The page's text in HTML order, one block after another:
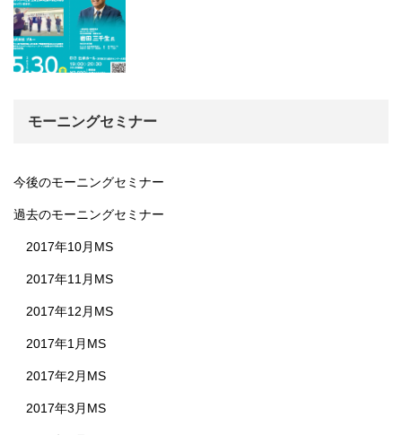
モーニングセミナー
今後のモーニングセミナー
過去のモーニングセミナー
2017年10月MS
2017年11月MS
2017年12月MS
2017年1月MS
2017年2月MS
2017年3月MS